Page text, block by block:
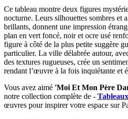
Ce tableau montre deux figures
nocturne. Leurs silhouettes sombres et
brillants, donnent une impression
plan en vert foncé, noir et ocre usé
figure à côté de la plus petite suggère
particulier. La ville délabrée autour,
des textures rugueuses, crée un
rendant l’œuvre à la fois inquiétante et
Vous avez aimé 'Moi Et Mon Père
notre collection complète de -
œuvres pour inspirer votre espace sur